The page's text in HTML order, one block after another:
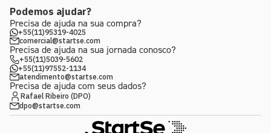
Podemos ajudar?
Precisa de ajuda na sua compra?
+55(11)95319-4025
comercial@startse.com
Precisa de ajuda na sua jornada conosco?
+55(11)5039-5602
+55(11)97552-1134
atendimento@startse.com
Precisa de ajuda com seus dados?
Rafael Ribeiro (DPO)
dpo@startse.com